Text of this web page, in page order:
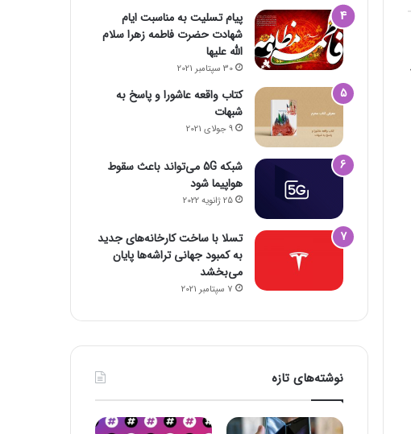
پیام تسلیت به مناسبت ایام
شهادت حضرت فاطمه زهرا سلام
الله علیها
30 سپتامبر 2021
کتاب واقعه عاشورا و پاسخ به
شبهات
9 جولای 2021
شبکه 5G می‌تواند باعث سقوط
هواپیما شود
25 ژانویه 2022
تسلا با ساخت کارخانه‌های جدید
به کمبود جهانی تراشه‌ها پایان
می‌بخشد
7 سپتامبر 2021
نوشته‌های تازه